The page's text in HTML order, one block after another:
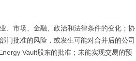
、市场、金融、政治和法律条件的变化；协
门批准的风险，或发生可能对合并后的公司
Vault股东的批准；未能实现交易的预